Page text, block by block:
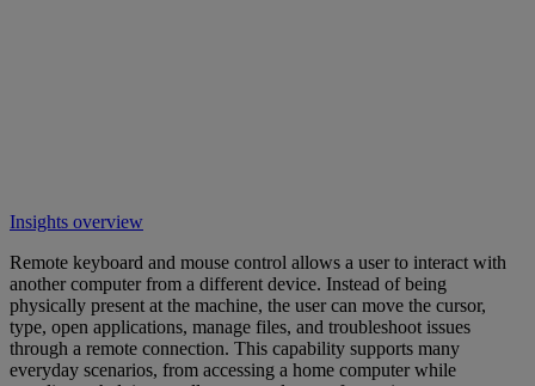
Insights overview
Remote keyboard and mouse control allows a user to interact with
another computer from a different device. Instead of being
physically present at the machine, the user can move the cursor,
type, open applications, manage files, and troubleshoot issues
through a remote connection. This capability supports many
everyday scenarios, from accessing a home computer while